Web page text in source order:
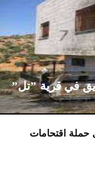
في قرية ”تل”
خلال حملة اقتحامات